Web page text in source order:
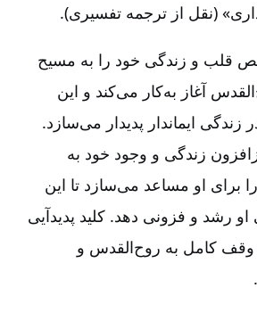
(نقل از ترجمه تفسیری‌).
قلب و زندگی خود را به مسیح
آغاز به‌کار می‌کند و این
زندگی ایماندار پدیدار می‌سازد.
زندگی و وجود خود به
برای او مساعد می‌سازد تا این
رشد و فزونی دهد. کلید پدیدآیی
وقف کامل به روح‌القدس و